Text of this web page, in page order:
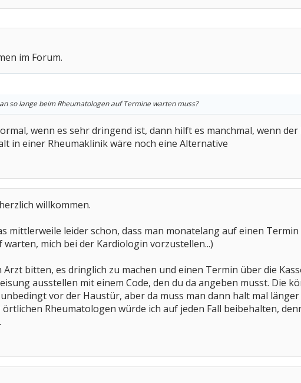
im Forum.
so lange beim Rheumatologen auf Termine warten muss?
wenn es sehr dringend ist, dann hilft es manchmal, wenn
in einer Rheumaklinik wäre noch eine Alternative
willkommen.
mittlerweile leider schon, dass man monatelang auf einen
warten, mich bei der Kardiologin vorzustellen...)
Arzt bitten, es dringlich zu machen und einen Termin über die
ausstellen mit einem Code, den du da angeben musst. Die
vor der Haustür, aber da muss man dann halt mal
Rheumatologen würde ich auf jeden Fall beibehalten,